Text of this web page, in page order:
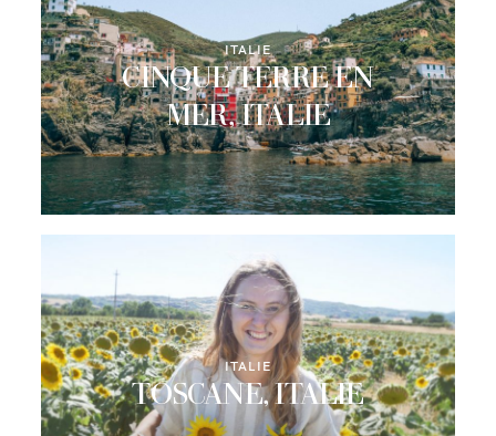
ITALIE
CINQUE TERRE EN
MER, ITALIE
ITALIE
TOSCANE, ITALIE